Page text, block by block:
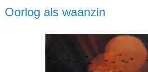
Oorlog als waanzin